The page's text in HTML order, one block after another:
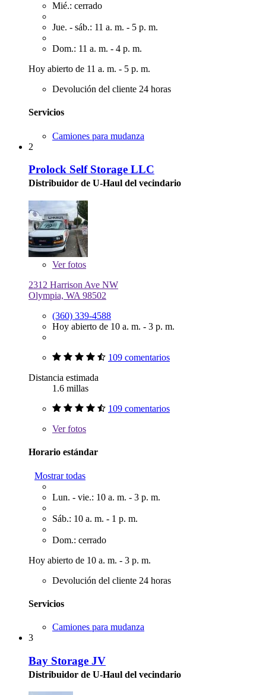
Mié.: cerrado
Jue. - sáb.: 11 a. m. - 5 p. m.
Dom.: 11 a. m. - 4 p. m.
Hoy abierto de 11 a. m. - 5 p. m.
Devolución del cliente 24 horas
Servicios
Camiones para mudanza
2
Prolock Self Storage LLC
Distribuidor de U-Haul del vecindario
Verfotos
2312 Harrison Ave NW
Olympia, WA 98502
(360) 339-4588
Hoy abierto de 10 a. m. - 3 p. m.
109 comentarios
Distancia estimada
1.6 millas
109 comentarios
Verfotos
Horario estándar
Mostrar todas
Lun. - vie.: 10 a. m. - 3 p. m.
Sáb.: 10 a. m. - 1 p. m.
Dom.: cerrado
Hoy abierto de 10 a. m. - 3 p. m.
Devolución del cliente 24 horas
Servicios
Camiones para mudanza
3
Bay Storage JV
Distribuidor de U-Haul del vecindario